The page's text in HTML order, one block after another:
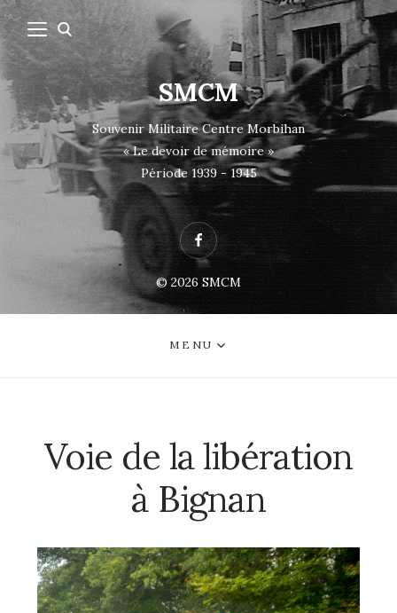
SMCM
Souvenir Militaire Centre Morbihan
« Le devoir de mémoire »
Période 1939 - 1945
Facebook
© 2026 SMCM
MENU
Voie de la libération
à Bignan